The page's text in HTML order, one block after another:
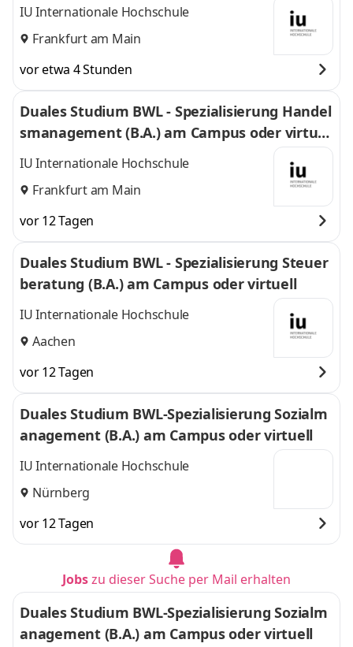
IU Internationale Hochschule
Frankfurt am Main
vor etwa 4 Stunden
Duales Studium BWL - Spezialisierung Handel
smanagement (B.A.) am Campus oder virtuel
l
IU Internationale Hochschule
Frankfurt am Main
vor 12 Tagen
Duales Studium BWL - Spezialisierung Steuer
beratung (B.A.) am Campus oder virtuell
IU Internationale Hochschule
Aachen
vor 12 Tagen
Duales Studium BWL-Spezialisierung Sozialm
anagement (B.A.) am Campus oder virtuell
IU Internationale Hochschule
Nürnberg
vor 12 Tagen
Jobszu dieser Suche per Mail erhalten
Duales Studium BWL-Spezialisierung Sozialm
anagement (B.A.) am Campus oder virtuell